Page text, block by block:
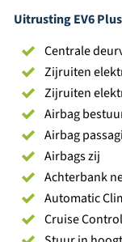
Uitrusting EV6 Plus
Centrale
Zijruiten
Zijruiten
Airbag
Airbag
Airbags zij
Achterbank
Automatic
Cruise Control